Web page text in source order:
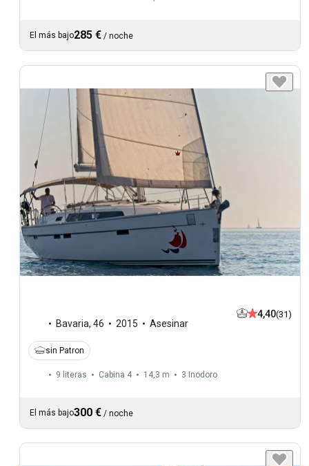
El más bajo285 € / noche
Bavaria, 46 2015 Asesinar
4,40(31)
sin Patron
9 literas Cabina 4 14,3 m 3 Inodoro
El más bajo300 € / noche